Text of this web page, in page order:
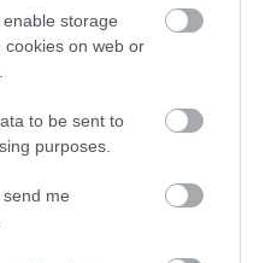
storage
cookies on web or
to be sent to
purposes.
me